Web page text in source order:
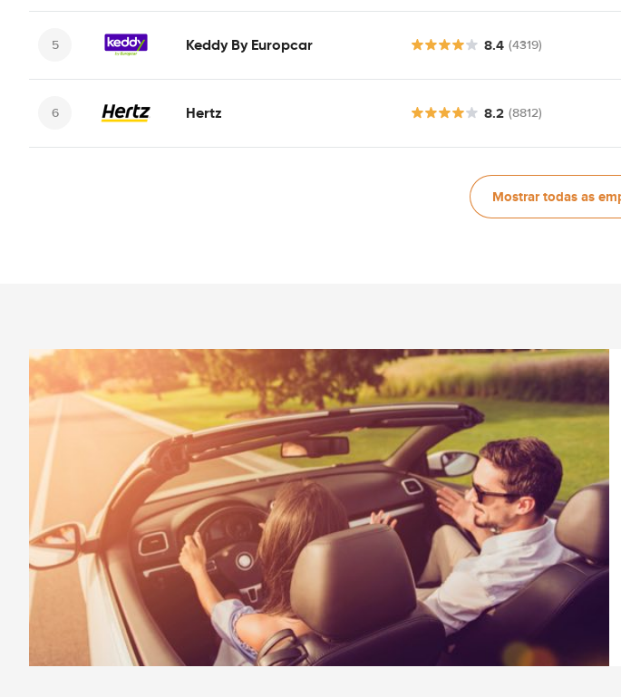
Keddy By Europcar 8.4 (4319)
Hertz 8.2 (8812)
Mostrar todas as